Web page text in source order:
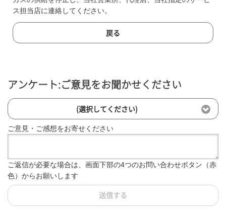
ス担当店に連絡してください。
戻る
アンケート:ご意見をお聞かせください
(選択してください)
ご意見・ご感想をお寄せください
ご返信が必要な場合は、画面下部の4つのお問い合わせボタン（赤
色）からお願いします
送信する